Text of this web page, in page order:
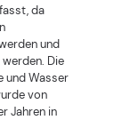
da
und
Die
und Wasser
von
Jahren in